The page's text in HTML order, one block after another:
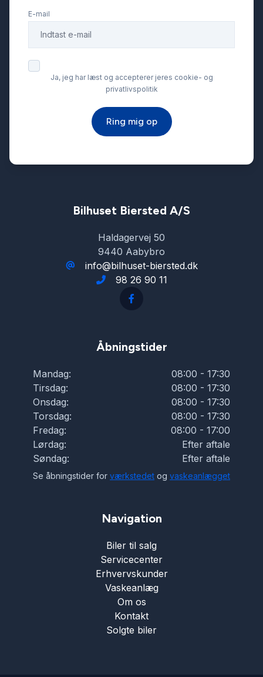
E-mail
Ja, jeg har læst og accepterer jeres cookie- og
privatlivspolitik
Ring mig op
Bilhuset Biersted A/S
Haldagervej 50
9440 Aabybro
info@bilhuset-biersted.dk
98 26 90 11
Åbningstider
Mandag:
08:00 - 17:30
Tirsdag:
08:00 - 17:30
Onsdag:
08:00 - 17:30
Torsdag:
08:00 - 17:30
Fredag:
08:00 - 17:00
Lørdag:
Efter aftale
Søndag:
Efter aftale
Se åbningstider for værkstedet og vaskeanlægget
Navigation
Biler til salg
Servicecenter
Erhvervskunder
Vaskeanlæg
Om os
Kontakt
Solgte biler